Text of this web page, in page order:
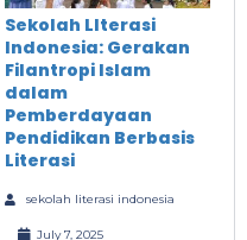
Sekolah LIterasi
Indonesia: Gerakan
Filantropi Islam
dalam
Pemberdayaan
Pendidikan Berbasis
Literasi
sekolah literasi indonesia
July 7, 2025